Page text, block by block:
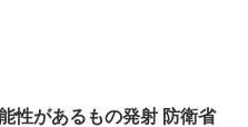
性があるもの発射 防衛省